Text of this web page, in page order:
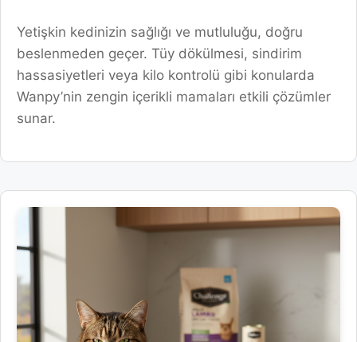
Yetişkin kedinizin sağlığı ve mutluluğu, doğru
beslenmeden geçer. Tüy dökülmesi, sindirim
hassasiyetleri veya kilo kontrolü gibi konularda
Wanpy’nin zengin içerikli mamaları etkili çözümler
sunar.